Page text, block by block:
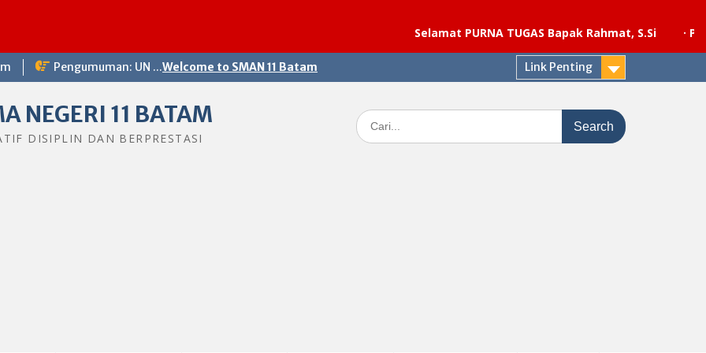
Selamat PURNA TUGAS Bapak Rahmat, S.Si
·
Pengumuman: UN ...Welcome to SMAN 11 Batam Link Penting
NEGERI 11 BATAM
DISIPLIN DAN BERPRESTASI
Search
for: